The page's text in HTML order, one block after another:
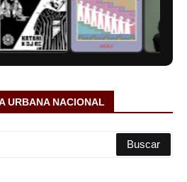
URBANA NACIONAL